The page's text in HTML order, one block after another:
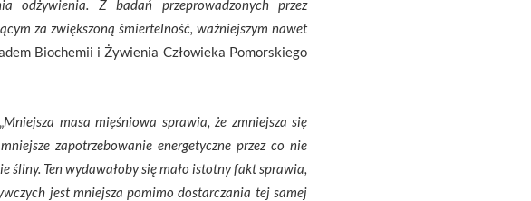
odżywienia. Z badań przeprowadzonych przez
za zwiększoną śmiertelność, ważniejszym nawet
Biochemii i Żywienia Człowieka Pomorskiego
Mniejsza masa mięśniowa sprawia, że zmniejsza się
zapotrzebowanie energetyczne przez co nie
Ten wydawałoby się mało istotny fakt sprawia,
jest mniejsza pomimo dostarczania tej samej